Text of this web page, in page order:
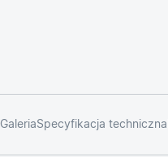
GaleriaSpecyfikacja techniczna